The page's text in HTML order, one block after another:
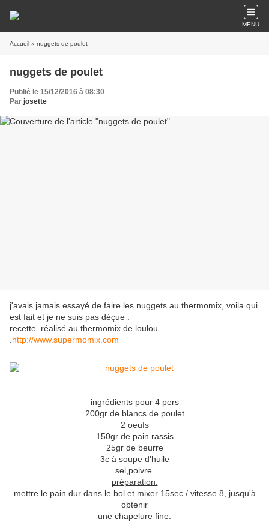
MENU
Accueil » nuggets de poulet
nuggets de poulet
Publié le 15/12/2016 à 08:30
Par josette
j'avais jamais essayé de faire les nuggets au thermomix, voila qui
est fait et je ne suis pas déçue .
recette réalisé au thermomix de loulou
http://www.supermomix.com
ingrédients pour 4 pers
200gr de blancs de poulet
2 oeufs
150gr de pain rassis
25gr de beurre
3c à soupe d'huile
sel,poivre.
préparation:
mettre le pain dur dans le bol et mixer 15sec / vitesse 8, jusqu'à
obtenir
une chapelure fine.